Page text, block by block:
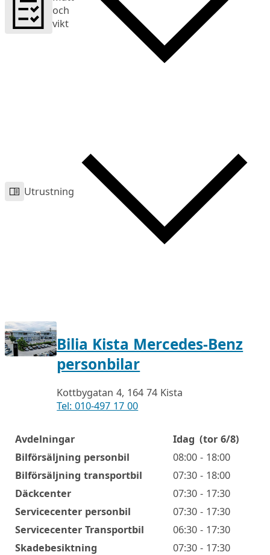
och
vikt
Utrustning
Bilia Kista Mercedes-Benz
personbilar
Kottbygatan 4, 164 74 Kista
Tel: 010-497 17 00
Öppettider
Avdelningar Idag (tor 6/8)
Bilförsäljning personbil
08:00 - 18:00
Bilförsäljning transportbil
07:30 - 18:00
Däckcenter
07:30 - 17:30
Servicecenter personbil
07:30 - 17:30
Servicecenter Transportbil
06:30 - 17:30
Skadebesiktning
07:30 - 17:30